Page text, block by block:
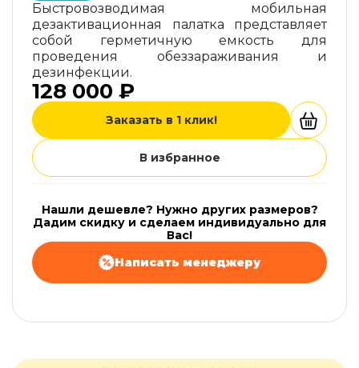
Быстровозводимая мобильная
дезактивационная палатка представляет
собой герметичную емкость для
проведения обеззараживания и
дезинфекции.
128 000 ₽
Заказать в 1 клик!
В избранное
Нашли дешевле? Нужно других размеров?
Дадим скидку и сделаем индивидуально для
Вас!
Написать менеджеру